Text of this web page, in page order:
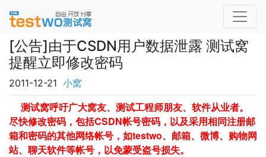
[公告]由于CSDN用户数据泄露 测试窝
提醒立即修改密码
2011-12-21 小窝
测试窝呼吁广大窝友、测试工程师朋友、软件从业者。
尽快修改密码，包括CSDN帐号密码，以及采用相同注册邮
箱和密码的其他网络帐号，如testwo、邮箱、微博、购物网
站、聊天软件等帐号，以免蒙受盗号损失。